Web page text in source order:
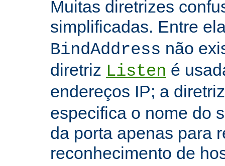
Muitas diretrizes
simplificadas. Entre
BindAddress não
diretriz Listen é
endereços IP; a
especifica o nome do
da porta apenas para
reconhecimento de